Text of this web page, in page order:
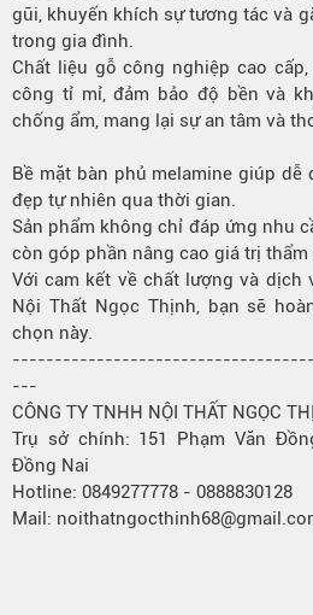
gũi, khuyến khích sự tương tác và
trong gia đình.
Chất liệu gỗ công nghiệp cao
công tỉ mỉ, đảm bảo độ bền và
chống ẩm, mang lại sự an tâm và
Bề mặt bàn phủ melamine giúp
đẹp tự nhiên qua thời gian.
Sản phẩm không chỉ đáp ứng nhu
còn góp phần nâng cao giá trị
Với cam kết về chất lượng và dịch
Nội Thất Ngọc Thịnh, bạn sẽ
chọn này.
---
CÔNG TY TNHH NỘI THẤT NGỌC
Trụ sở chính: 151 Phạm Văn
Đồng Nai
Hotline: 0849277778 - 0888830128
Mail: